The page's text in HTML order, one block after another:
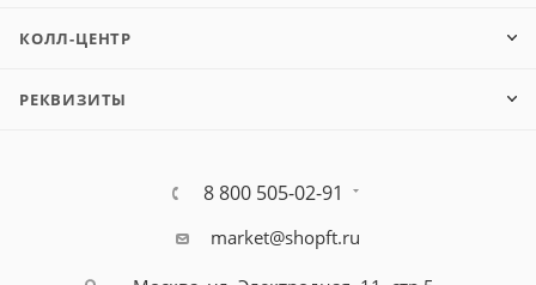
КОЛЛ-ЦЕНТР
РЕКВИЗИТЫ
8 800 505-02-91
market@shopft.ru